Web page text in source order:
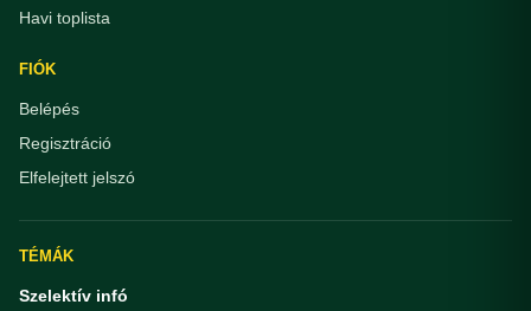
Havi toplista
FIÓK
Belépés
Regisztráció
Elfelejtett jelszó
TÉMÁK
Szelektív infó